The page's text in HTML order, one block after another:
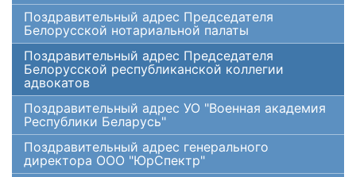
Поздравительный адрес Председателя
Белорусской нотариальной палаты
Поздравительный адрес Председателя
Белорусской республиканской коллегии
адвокатов
Поздравительный адрес УО "Военная академия
Республики Беларусь"
Поздравительный адрес генерального
директора ООО "ЮрСпектр"